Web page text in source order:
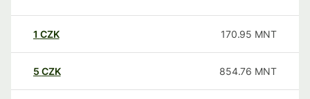
1 CZK 170.95 MNT
5 CZK 854.76 MNT